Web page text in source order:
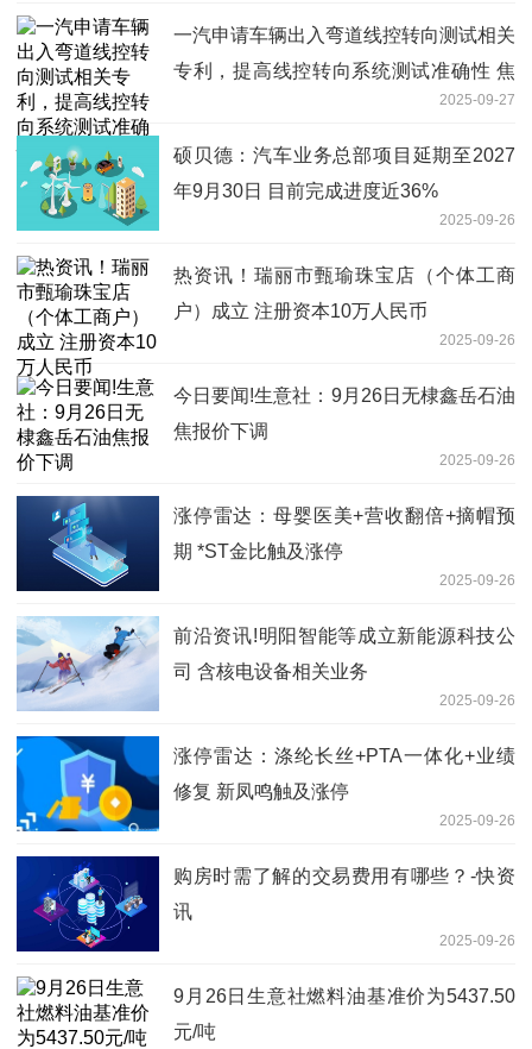
一汽申请车辆出入弯道线控转向测试相关
专利，提高线控转向系统测试准确性 焦
2025-09-27
硕贝德：汽车业务总部项目延期至2027
年9月30日 目前完成进度近36%
2025-09-26
热资讯！瑞丽市甄瑜珠宝店（个体工商
户）成立 注册资本10万人民币
2025-09-26
今日要闻!生意社：9月26日无棣鑫岳石油
焦报价下调
2025-09-26
涨停雷达：母婴医美+营收翻倍+摘帽预
期 *ST金比触及涨停
2025-09-26
前沿资讯!明阳智能等成立新能源科技公
司 含核电设备相关业务
2025-09-26
涨停雷达：涤纶长丝+PTA一体化+业绩
修复 新凤鸣触及涨停
2025-09-26
购房时需了解的交易费用有哪些？-快资
讯
2025-09-26
9月26日生意社燃料油基准价为5437.50
元/吨